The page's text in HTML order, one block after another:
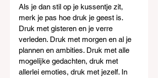
Als je dan stil op je kussentje zit,
merk je pas hoe druk je geest is.
Druk met gisteren en je verre
verleden. Druk met morgen en al je
plannen en ambities. Druk met alle
mogelijke gedachten, druk met
allerlei emoties, druk met jezelf. In